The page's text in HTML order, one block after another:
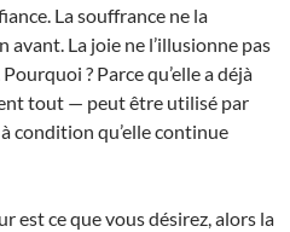
La souffrance ne la
avant. La joie ne l’illusionne pas
? Parce qu’elle a déjà
tout — peut être utilisé par
condition qu’elle continue
est ce que vous désirez, alors la